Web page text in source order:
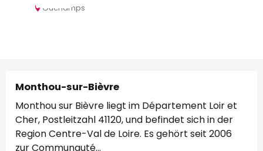
Ouchamps
Monthou-sur-Bièvre
Monthou sur Bièvre liegt im Département Loir et
Cher, Postleitzahl 41120, und befindet sich in der
Region Centre-Val de Loire. Es gehört seit 2006
zur Communauté...